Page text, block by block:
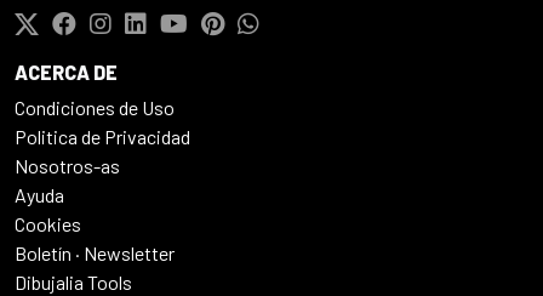
ACERCA DE
Condiciones de Uso
Politica de Privacidad
Nosotros-as
Ayuda
Cookies
Boletín · Newsletter
Dibujalia Tools